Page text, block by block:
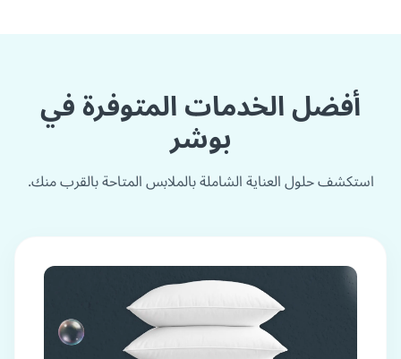
أفضل الخدمات المتوفرة في
بوشر
استكشف حلول العناية الشاملة بالملابس المتاحة بالقرب منك.